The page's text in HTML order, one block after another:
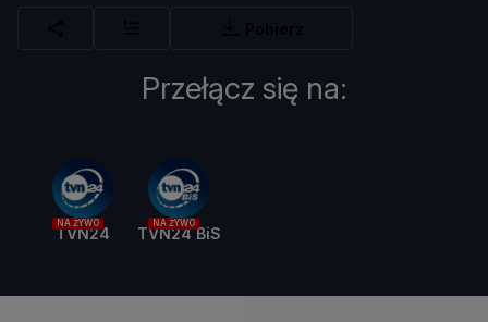
Przełącz się na:
NA ŻYWO
TVN24
NA ŻYWO
TVN24 BiS